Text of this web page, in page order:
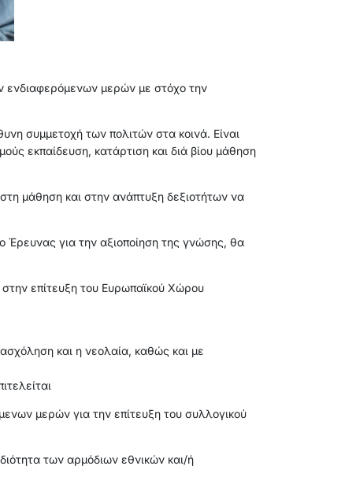
ενδιαφερόμενων μερών με στόχο την
συμμετοχή των πολιτών στα κοινά. Είναι
εκπαίδευση, κατάρτιση και διά βίου μάθηση
μάθηση και στην ανάπτυξη δεξιοτήτων να
Έρευνας για την αξιοποίηση της γνώσης, θα
επίτευξη του Ευρωπαϊκού Χώρου
και η νεολαία, καθώς και με
μερών για την επίτευξη του συλλογικού
των αρμόδιων εθνικών και/ή